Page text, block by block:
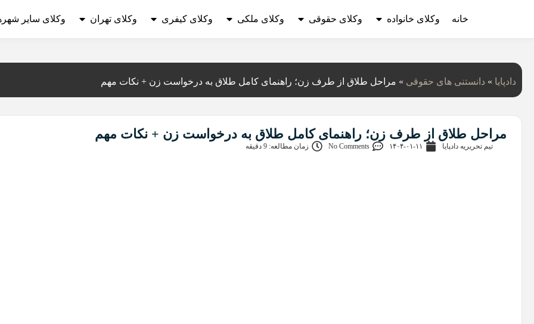
خانه وکلای خانواده وکلای حقوقی وکلای ملکی وکلای کیفری وکلای تهران وکلای سایر
دادپایا » دانستنی‌ های حقوقی » مراحل طلاق از طرف زن؛ راهنمای کامل طلاق به درخواست زن + نکات مهم
مراحل طلاق از طرف زن؛ راهنمای کامل طلاق به درخواست زن + نکات مهم
تیم تحریریه دادپایا ۱۴۰۴-۰۱-۱۱ No Comments زمان مطالعه: 9 دقیقه